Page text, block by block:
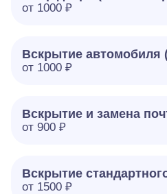
от 1000 ₽
Вскрытие автомобиля
от 1000 ₽
Вскрытие и замена
от 900 ₽
Вскрытие
от 1500 ₽